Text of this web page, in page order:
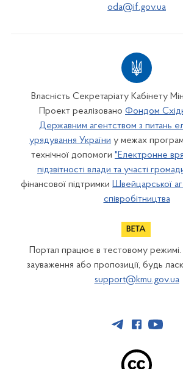
oda@if.gov.ua
Власність Секретаріату Кабінету
Проект реалізовано Фондом
Державним агентством з питань
урядування України у межах
технічної допомоги "Електронне
підзвітності влади та участі
фінансової підтримки Швейцарської
співробітництва
Портал працює в тестовому
зауваження або пропозиції, будь
support@kmu.gov.ua